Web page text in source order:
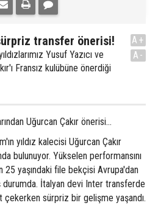
transfer önerisi!
Yusuf Yazıcı ve
Fransız kulübüne önerdiği
A+
A-
Uğurcan Çakır önerisi...
yıldız kalecisi Uğurcan Çakır
bulunuyor. Yükselen performansını
25 yaşındaki file bekçisi Avrupa'dan
durumda. İtalyan devi Inter transferde
sürpriz bir gelişme yaşandı.